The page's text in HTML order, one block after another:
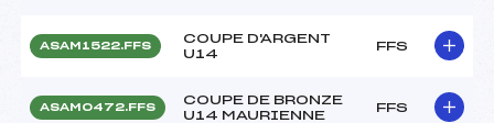
ASAM1522.FFS
COUPE D'ARGENT
U14
FFS
ASAM0472.FFS
COUPE DE BRONZE
U14 MAURIENNE
FFS